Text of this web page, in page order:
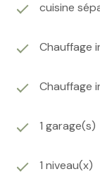
cuisine
Chauffage
Chauffage
1 garage(s)
1 niveau(x)